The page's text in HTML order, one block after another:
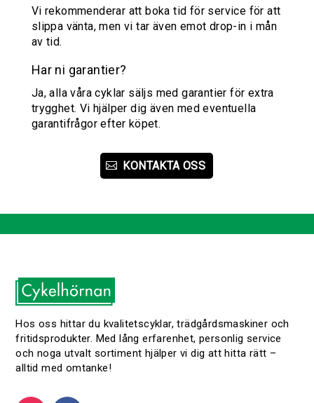
Vi rekommenderar att boka tid för service för att
slippa vänta, men vi tar även emot drop-in i mån
av tid.
Har ni garantier?
Ja, alla våra cyklar säljs med garantier för extra
trygghet. Vi hjälper dig även med eventuella
garantifrågor efter köpet.
KONTAKTA OSS
Hos oss hittar du kvalitetscyklar, trädgårdsmaskiner och
fritidsprodukter. Med lång erfarenhet, personlig service
och noga utvalt sortiment hjälper vi dig att hitta rätt –
alltid med omtanke!